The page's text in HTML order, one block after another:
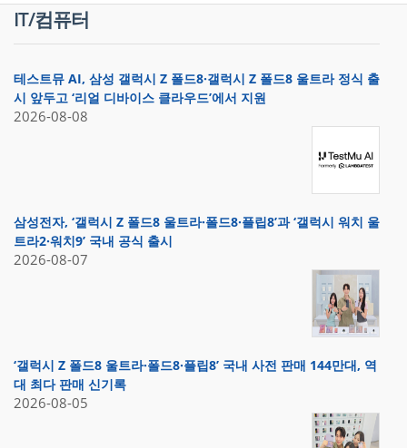
IT/컴퓨터
테스트뮤 AI, 삼성 갤럭시 Z 폴드8·갤럭시 Z 폴드8 울트라 정식 출
시 앞두고 ‘리얼 디바이스 클라우드’에서 지원
2026-08-08
삼성전자, ‘갤럭시 Z 폴드8 울트라·폴드8·플립8’과 ‘갤럭시 워치 울
트라2·워치9’ 국내 공식 출시
2026-08-07
‘갤럭시 Z 폴드8 울트라·폴드8·플립8’ 국내 사전 판매 144만대, 역
대 최다 판매 신기록
2026-08-05